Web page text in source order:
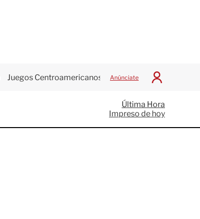
Juegos Centroamericanos Anúnciate
I
c
i
a
Última Hora
Impreso de hoy